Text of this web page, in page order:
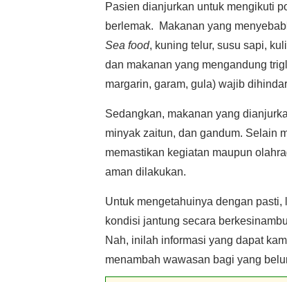
Pasien dianjurkan untuk mengikuti
berlemak. Makanan yang
Sea food, kuning telur, susu sapi,
dan makanan yang mengandung
margarin, garam, gula) wajib
Sedangkan, makanan yang
minyak zaitun, dan gandum. Selain
memastikan kegiatan maupun
aman dilakukan.
Untuk mengetahuinya dengan
kondisi jantung secara
Nah, inilah informasi yang dapat
menambah wawasan bagi yang